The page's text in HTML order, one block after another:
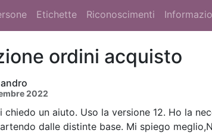
Etichette Riconoscimenti
ordini acquisto
2022
chiedo un aiuto. Uso la versione 12. Ho la
dalle distinte base. Mi spiego